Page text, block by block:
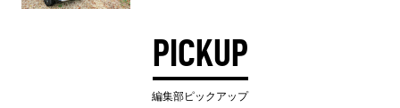
PICKUP
編集部ピックアップ